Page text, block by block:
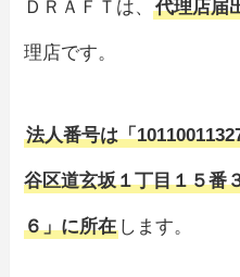
ＤＲＡＦＴは、代理店届
理店です。
法人番号は「
谷区道玄坂１丁目１５番
６」に所在 します。